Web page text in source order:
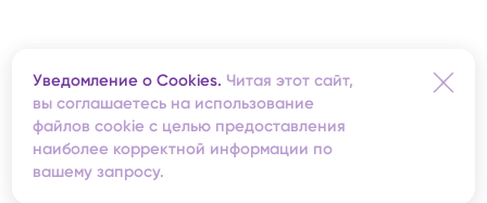
Автономная некоммерческая организация
«Центральная клиническая медико-санитарная
часть»
— создание сайта
Уведомление о Cookies. Читая этот сайт,
вы соглашаетесь на использование
файлов cookie с целью предоставления
наиболее корректной информации по
вашему запросу.